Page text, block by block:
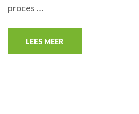
proces …
LEES MEER